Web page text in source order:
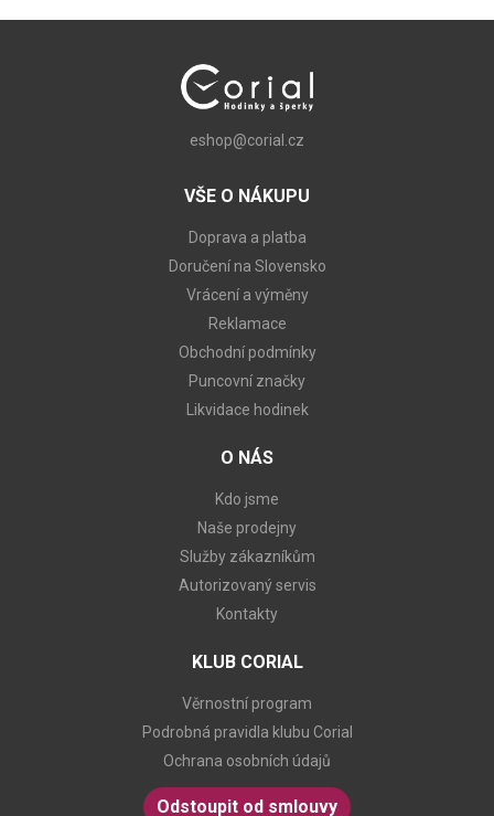
eshop@corial.cz
VŠE O NÁKUPU
Doprava a platba
Doručení na Slovensko
Vrácení a výměny
Reklamace
Obchodní podmínky
Puncovní značky
Likvidace hodinek
O NÁS
Kdo jsme
Naše prodejny
Služby zákazníkům
Autorizovaný servis
Kontakty
KLUB CORIAL
Věrnostní program
Podrobná pravidla klubu Corial
Ochrana osobních údajů
Odstoupit od smlouvy